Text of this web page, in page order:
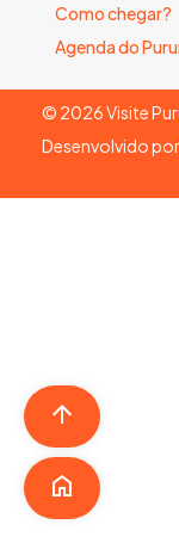
Como chegar?
Agenda do
© 2026Visite
Desenvolvido por